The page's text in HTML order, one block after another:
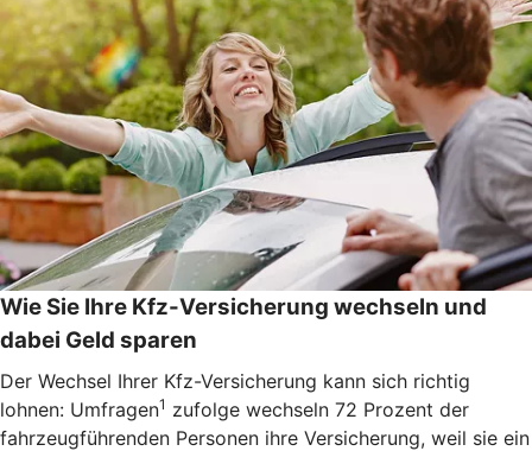
Wie Sie Ihre Kfz-Versicherung wechseln und
dabei Geld sparen
Der Wechsel Ihrer Kfz-Versicherung kann sich richtig
lohnen: Umfragen1 zufolge wechseln 72 Prozent der
fahrzeugführenden Personen ihre Versicherung, weil sie ein